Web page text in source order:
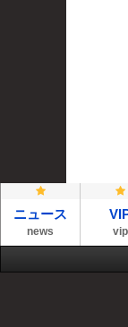
ニュース
news vip